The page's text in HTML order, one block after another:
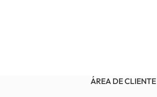
ÁREA DE CLIENTE